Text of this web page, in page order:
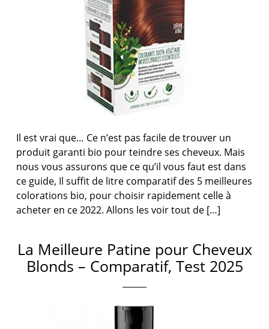
Il est vrai que… Ce n’est pas facile de trouver un
produit garanti bio pour teindre ses cheveux. Mais
nous vous assurons que ce qu’il vous faut est dans
ce guide, Il suffit de litre comparatif des 5 meilleures
colorations bio, pour choisir rapidement celle à
acheter en ce 2022. Allons les voir tout de […]
La Meilleure Patine pour Cheveux
Blonds – Comparatif, Test 2025